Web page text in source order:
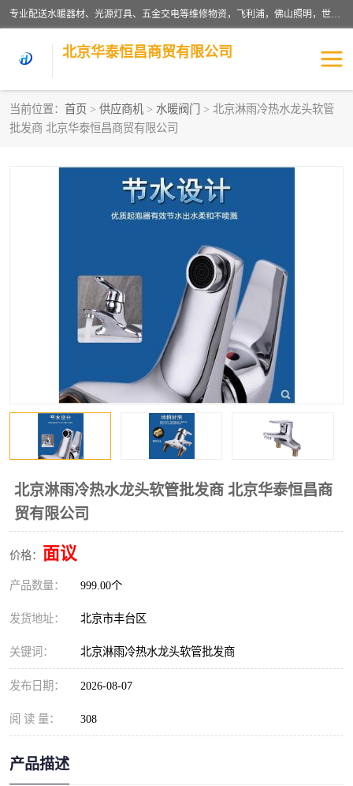
专业配送水暖器材、光源灯具、五金交电等维修物资，飞利浦，佛山照明，世达，博世，九牧，特陶等各产品涉及国内外知名品牌。公司专注与物业、学校、酒店、工厂等单位合作，提供一站式配送服务，降低客户综合成本。依托电子商务改变传统模式，以专业的团队为客户提供24H物资配送到达，货到月结、统一开票，便捷退换等服务，提高了企业的运营效率。
北京华泰恒昌商贸有限公司
当前位置： 首页 > 供应商机 > 水暖阀门
> 北京淋雨冷热水龙头软管
批发商 北京华泰恒昌商贸有限公司
北京淋雨冷热水龙头软管批发商 北京华泰恒昌商
贸有限公司
价格： 面议
产品数量： 999.00个
发货地址： 北京市丰台区
关键词： 北京淋雨冷热水龙头软管批发商
发布日期： 2026-08-07
阅 读 量： 308
产品描述
水暖阀门
涂料辅材